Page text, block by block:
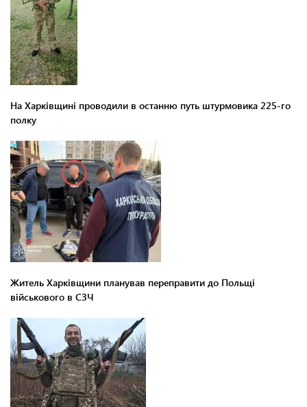
На Харківщині проводили в останню путь штурмовика 225-го
полку
Житель Харківщини планував переправити до Польщі
військового в СЗЧ